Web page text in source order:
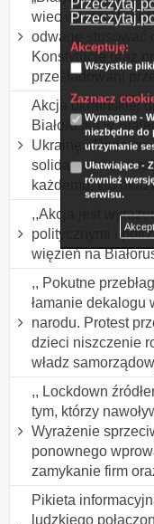
Przeczytaj
Przeczytaj
Akceptuję:
Wszystkie
Zaznacz
Wymagane -
niezbędne do
utrzymanie
Ułatwiające -
również
serwisu.
wiec wsparcia
odwagę stosować
Konstytucję oraz
prześladowani
Akcja ukraińskiej
Białoruska w
Ukrainę»
solidarność z
każdemu, kto
,,Akcja jest
politycznymi i
więzień na
,, Pokutne
łamanie dekalogu
narodu. Protest
dzieci niszczenie
władz
,, Lockdown
tym, którzy
Wyrażenie
ponownego
zamykanie firm
Pikieta
ludzkiego